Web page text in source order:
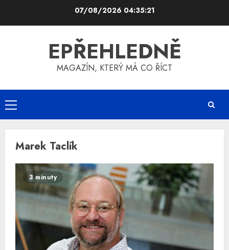
07/08/2026 04:35:22
EPŘEHLEDNĚ
MAGAZÍN, KTERÝ MÁ CO ŘÍCT
Primary
Menu
Marek Taclík
3 minuty